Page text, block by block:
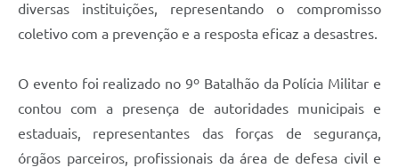
Carta de Serviços
Legislação
Transparência
diversas instituições, representando o compromisso
coletivo com a prevenção e a resposta eficaz a desastres.
O evento foi realizado no 9º Batalhão da Polícia Militar e
contou com a presença de autoridades municipais e
estaduais, representantes das forças de segurança,
órgãos parceiros, profissionais da área de defesa civil e